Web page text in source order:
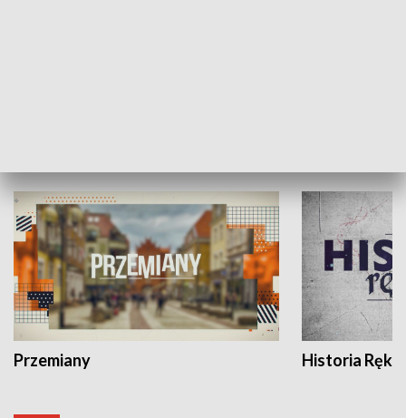
Przemiany Historia Ręką